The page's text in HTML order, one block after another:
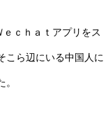
ｃｈａｔアプリをス
こら辺にいる中国人に